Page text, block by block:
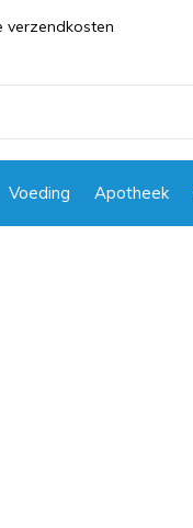
Voeding Apotheek
verzendkosten